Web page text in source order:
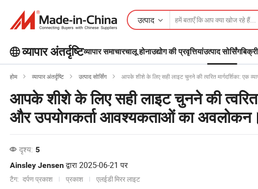
उत्पाद
व्यापार अंतर्दृष्टिव्यापार समाचारचालू होनाउद्योग की प्रवृत्तियांउत्पाद सोर्सिंगबिक्री
बिजनेस इनसाइट्स पर अधिक लोकप्रिय लेख
और देखें
होम व्यापार अंतर्दृष्टि उत्पाद सोर्सिंग आपके शीशे के लिए सही लाइट चुनने की त्वरित मार्गदर्शिका: एक
आपके शीशे के लिए सही लाइट चुनने की त्वरित
और उपयोगकर्ता आवश्यकताओं का
दृश्य: 5
Ainsley Jensenद्वारा2025-06-21 पर
टैग: दर्पण प्रकाश प्रकाश एलईडी मिरर लाइट